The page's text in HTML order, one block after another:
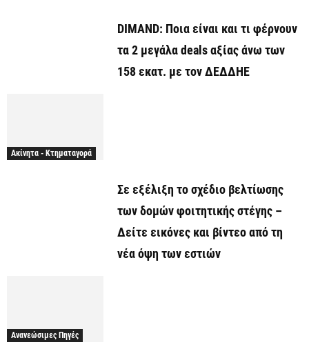
DIMAND: Ποια είναι και τι φέρνουν
τα 2 μεγάλα deals αξίας άνω των
158 εκατ. με τον ΔΕΔΔΗΕ
Ακίνητα - Κτηματαγορά
Σε εξέλιξη το σχέδιο βελτίωσης
των δομών φοιτητικής στέγης –
Δείτε εικόνες και βίντεο από τη
νέα όψη των εστιών
Ανανεώσιμες Πηγές